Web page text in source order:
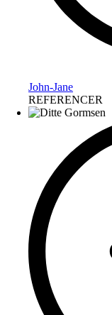
John-Jane
REFERENCER